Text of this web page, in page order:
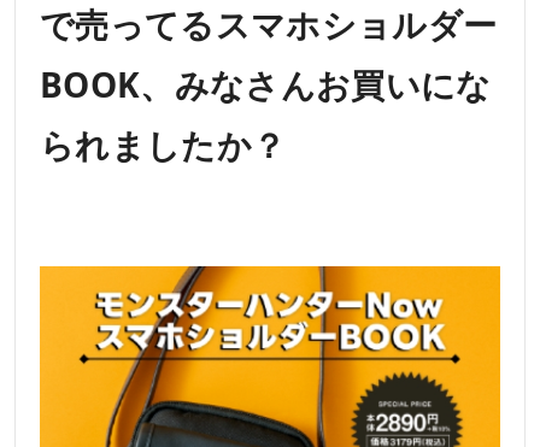
で売ってるスマホショルダー
BOOK、みなさんお買いにな
られましたか？